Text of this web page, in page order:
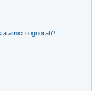
amici o ignorati?